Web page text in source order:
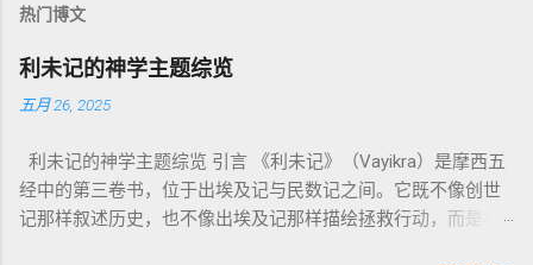
热门博文
利未记的神学主题综览
五月 26, 2025
利未记的神学主题综览 引言 《利未记》（Vayikra）是摩西五
经中的第三卷书，位于出埃及记与民数记之间。它既不像创世
记那样叙述历史，也不像出埃及记那样描绘拯救行动，而是将